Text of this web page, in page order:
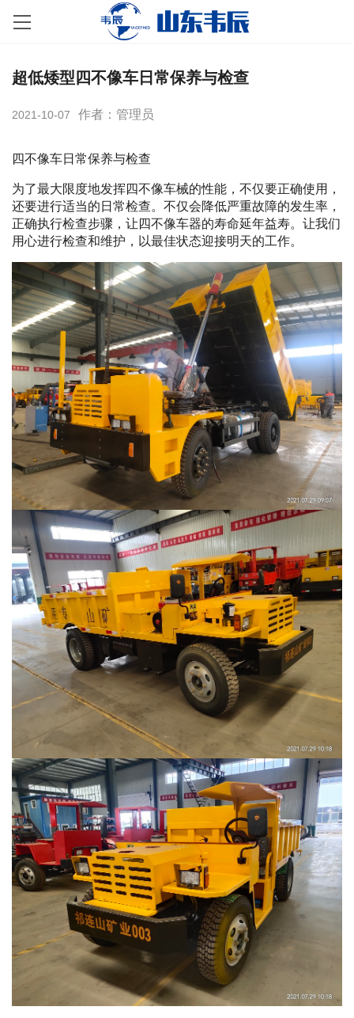
超低矮型四不像车日常保养与检查
2021-10-07 作者：管理员
四不像车日常保养与检查
为了最大限度地发挥四不像车械的性能，不仅要正确使用，
还要进行适当的日常检查。不仅会降低严重故障的发生率，
正确执行检查步骤，让四不像车器的寿命延年益寿。让我们
用心进行检查和维护，以最佳状态迎接明天的工作。